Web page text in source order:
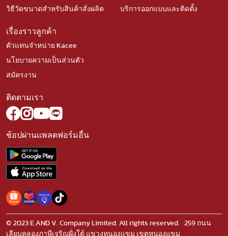
วิธีวัดขนาดสำหรับสินค้าสั่งผลิต บริการออกแบบและติดตั้ง
เรื่องราวลูกค้า
ตัวแทนจำหน่าย Kacee
นโยบายความเป็นส่วนตัว
สมัครงาน
ติดตามเรา
ช้อปผ่านแพลตฟอร์มอื่น
© 2023 E.AND V. Company Limited. All rights reserved. 259 ถนน
เลียบคลองภาษีเจริญฝั่งใต้ แขวงหนองแขม เขตหนองแขม